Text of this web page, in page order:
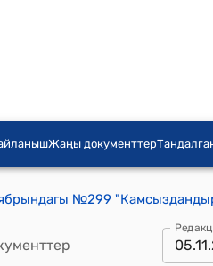
Жаңы документтер